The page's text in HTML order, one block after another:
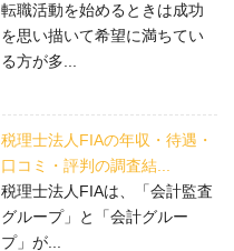
転職活動を始めるときは成功
を思い描いて希望に満ちてい
る方が多...
税理士法人FIAの年収・待遇・
口コミ・評判の調査結...
税理士法人FIAは、「会計監査
グループ」と「会計グルー
プ」が...